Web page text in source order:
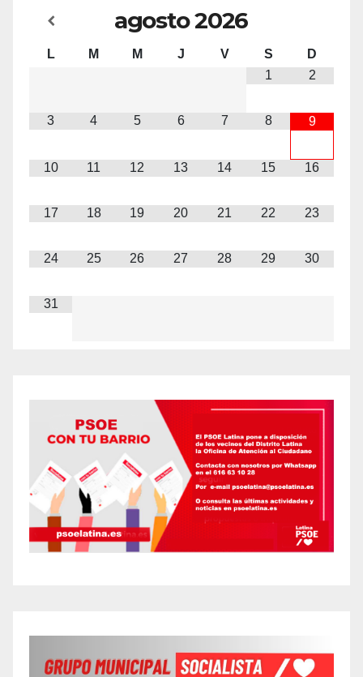
agosto2026
L M M J V S
D
1
2
3 4 5 6 7 8 9
10 11 12 13 14 15 16
17 18 19 20 21 22 23
24 25 26 27 28 29 30
31